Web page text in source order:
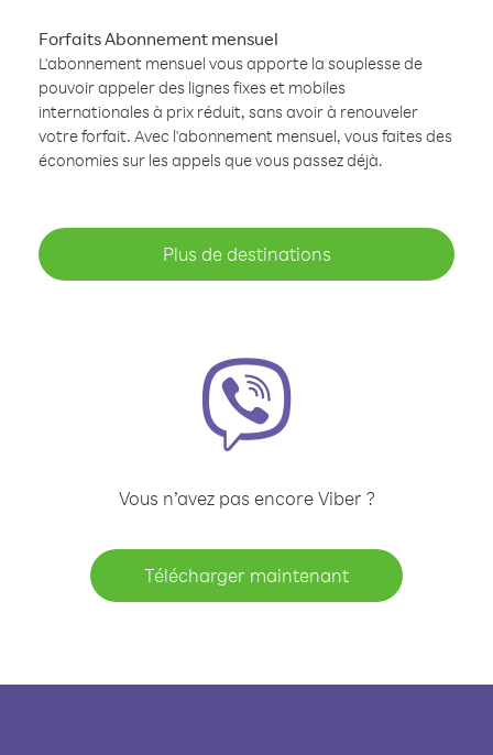
Forfaits Abonnement mensuel
L'abonnement mensuel vous apporte la souplesse de
pouvoir appeler des lignes fixes et mobiles
internationales à prix réduit, sans avoir à renouveler
votre forfait. Avec l'abonnement mensuel, vous faites des
économies sur les appels que vous passez déjà.
Plus de destinations
Vous n’avez pas encore Viber ?
Télécharger maintenant